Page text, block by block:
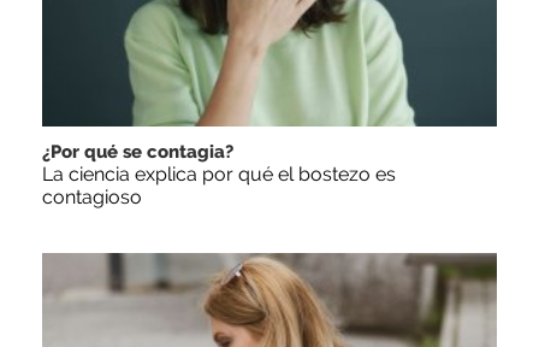
¿Por qué se contagia?
La ciencia explica por qué el bostezo es
contagioso